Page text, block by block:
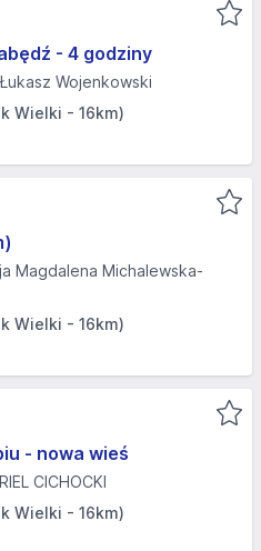
- 4 godziny
Wojenkowski
Wielki - 16km)
Magdalena Michalewska-
Wielki - 16km)
- nowa wieś
CICHOCKI
Wielki - 16km)